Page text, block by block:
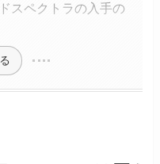
スペクトラの入手の